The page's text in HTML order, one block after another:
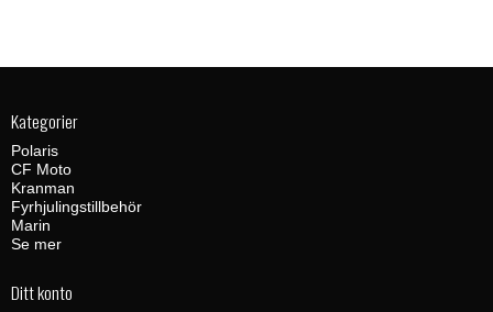
Kategorier
Polaris
CF Moto
Kranman
Fyrhjulingstillbehör
Marin
Se mer
Ditt konto